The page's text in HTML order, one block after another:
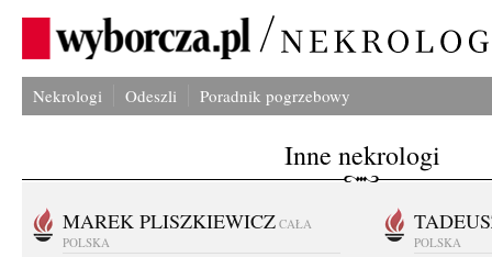
Nekrologi Odeszli Poradnik pogrzebowy
Inne nekrologi
MAREK PLISZKIEWICZ CAŁA
POLSKA
POLSKA